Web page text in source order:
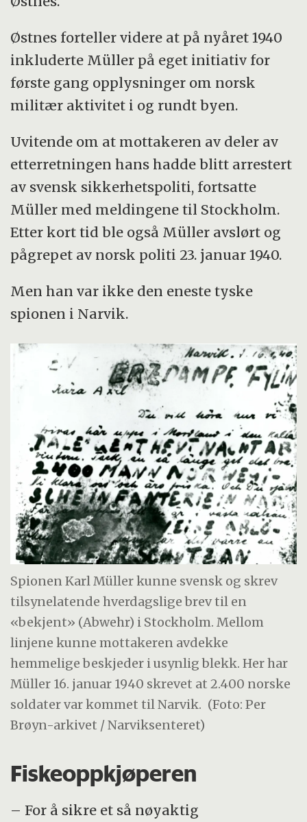
Østnes forteller videre at på nyåret 1940
inkluderte Müller på eget initiativ for
første gang opplysninger om norsk
militær aktivitet i og rundt byen.
Uvitende om at mottakeren av deler av
etterretningen hans hadde blitt arrestert
av svensk sikkerhetspoliti, fortsatte
Müller med meldingene til Stockholm.
Etter kort tid ble også Müller avslørt og
pågrepet av norsk politi 23. januar 1940.
Men han var ikke den eneste tyske
spionen i Narvik.
Spionen Karl Müller kunne svensk og skrev
tilsynelatende hverdagslige brev til en
«bekjent» (Abwehr) i Stockholm. Mellom
linjene kunne mottakeren avdekke
hemmelige beskjeder i usynlig blekk. Her har
Müller 16. januar 1940 skrevet at 2.400 norske
soldater var kommet til Narvik. (Foto: Per
Brøyn-arkivet / Narviksenteret)
Fiskeoppkjøperen
– For å sikre et så nøyaktig